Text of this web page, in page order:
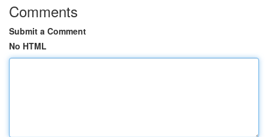
Comments
Submit a Comment
No HTML